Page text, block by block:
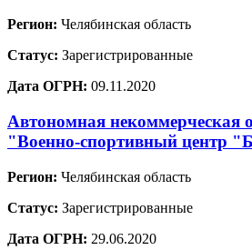
Регион: Челябинская область
Статус: Зарегистрированные
Дата ОГРН: 09.11.2020
Автономная некоммерческая
"Военно-спортивный центр
Регион: Челябинская область
Статус: Зарегистрированные
Дата ОГРН: 29.06.2020